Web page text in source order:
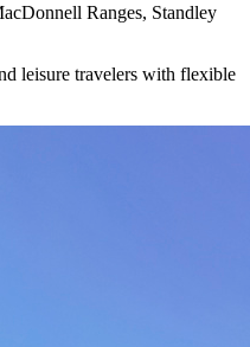
Ranges, Standley
leisure travelers with flexible